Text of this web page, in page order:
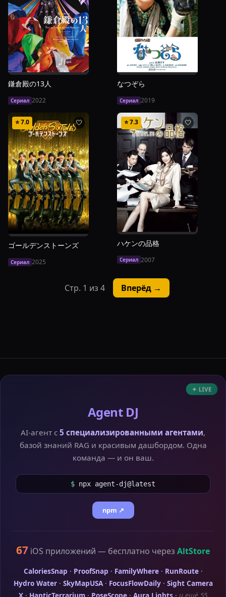
鎌倉殿の13人
Сериал 2022
なつぞら
Сериал 2019
⭐7.0 🤍
ゴールデンストーンズ
Сериал 2025
⭐7.3 🤍
ハケンの品格
Сериал 2007
Стр. 1 из 4 Вперёд →
✦ LIVE
Agent DJ
AI-агент с 5 специализированными агентами,
базой знаний RAG и красивым дашбордом. Одна
команда — и он ваш.
$ npx agent-dj@latest
npm ↗
67 iOS приложений — бесплатно через AltStore
CaloriesSnap · ProofSnap · FamilyWhere· RunRoute·
Hydro Water· SkyMapUSA· FocusFlowDaily· Sight Camera